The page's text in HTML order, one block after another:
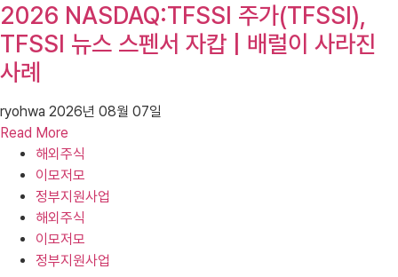
2026 NASDAQ:TFSSI 주가(TFSSI),
TFSSI 뉴스 스펜서 자캅 | 배럴이 사라진
사례
ryohwa 2026년 08월 07일
Read More
해외주식
이모저모
정부지원사업
해외주식
이모저모
정부지원사업